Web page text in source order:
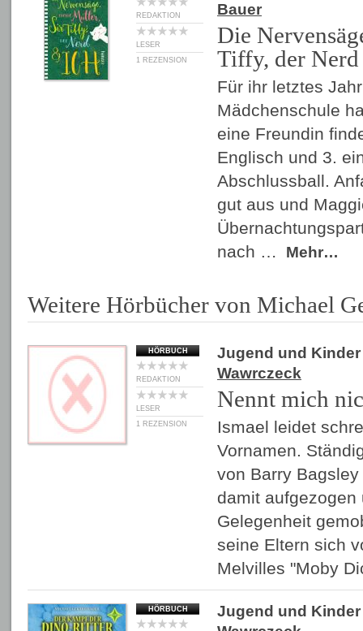
REDAKTION
LESER
1 REZENSION
Bauer
Die
Tiffy, der
Für ihr letztes
Mädchenschule
eine Freundin
Englisch und 3.
Abschlussball.
gut aus und
nach …
Mehr…
Weitere Hörbücher von Michael
HÖRBUCH
REDAKTION
LESER
1 REZENSION
Jugend und Kinder
Wawrczeck
Nennt mich
Ismael leidet
Vornamen.
von Barry
damit aufgezogen
Gelegenheit
seine Eltern sich
Melvilles "Moby
HÖRBUCH Jugend und Kinder